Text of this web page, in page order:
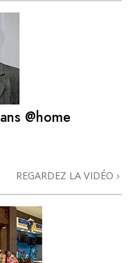
@home
REGARDEZ LA VIDÉO